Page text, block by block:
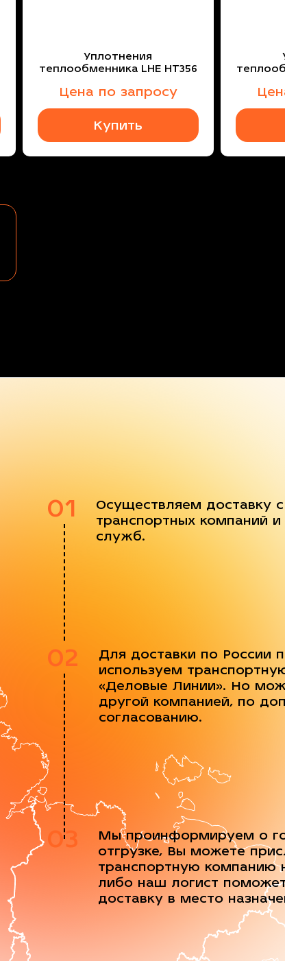
Уплотнения
теплообменника LHE HT356
Цена по запросу
Купить
01
Осуществляем доставку
транспортных компаний и
служб.
02
Для доставки по России
используем
«Деловые Линии». Но
другой компанией, по
согласованию.
03
Мы проинформируем о
отгрузке, Вы можете
транспортную компанию
либо наш логист
доставку в место